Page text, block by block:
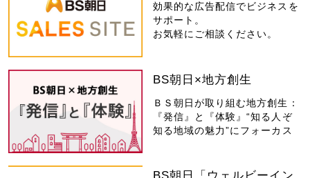
効果的な広告配信でビジネスを
サポート。
お気軽にご相談ください。
BS朝日×地方創生
ＢＳ朝日が取り組む地方創生：
『発信』と『体験』“知る人ぞ
知る地域の魅力”にフォーカス